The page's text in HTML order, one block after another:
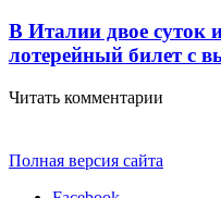
В Италии двое
лотерейный билет с
Читать комментарии
Полная версия сайта